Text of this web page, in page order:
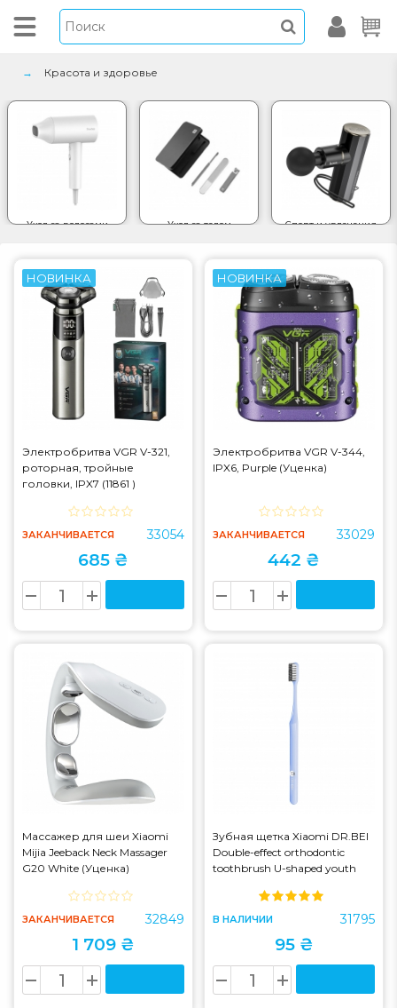
Красота и здоровье
Уход за волосами Уход за телом Спорт и увлечения
НОВИНКА
Электробритва VGR V-321,
роторная, тройные
головки, IPX7 (11861 )
ЗАКАНЧИВАЕТСЯ 33054
685 ₴
НОВИНКА
Электробритва VGR V-344,
IPX6, Purple (Уценка)
ЗАКАНЧИВАЕТСЯ 33029
442 ₴
Массажер для шеи Xiaomi
Mijia Jeeback Neck Massager
G20 White (Уценка)
ЗАКАНЧИВАЕТСЯ 32849
1 709 ₴
Зубная щетка Xiaomi DR.BEI
Double-effect orthodontic
toothbrush U-shaped youth
В НАЛИЧИИ 31795
95 ₴